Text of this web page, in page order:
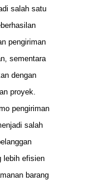
salah satu
pengiriman
sementara
dengan
proyek.
pengiriman
salah
lebih efisien
barang